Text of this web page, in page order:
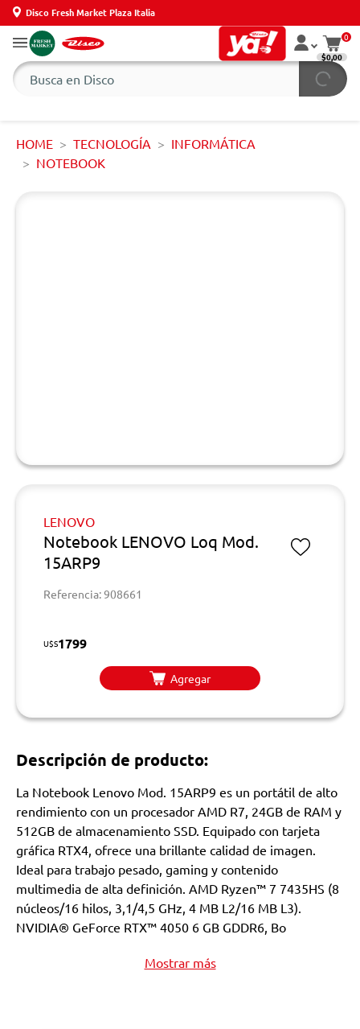
Disco Fresh Market Plaza Italia
0
$0,00
HOME TECNOLOGÍA
INFORMÁTICA
NOTEBOOK
LENOVO
Notebook LENOVO Loq Mod.
15ARP9
Referencia: 908661
U$S1799
Agregar
Descripción de producto:
La Notebook Lenovo Mod. 15ARP9 es un portátil de alto
rendimiento con un procesador AMD R7, 24GB de RAM y
512GB de almacenamiento SSD. Equipado con tarjeta
gráfica RTX4, ofrece una brillante calidad de imagen.
Ideal para trabajo pesado, gaming y contenido
multimedia de alta definición. AMD Ryzen™ 7 7435HS (8
núcleos/16 hilos, 3,1/4,5 GHz, 4 MB L2/16 MB L3).
NVIDIA® GeForce RTX™ 4050 6 GB GDDR6, Bo
Mostrar más